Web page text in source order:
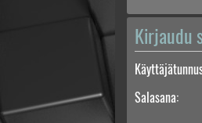
Kirjaudu
Salasana: